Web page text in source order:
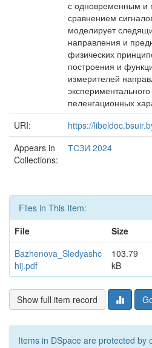
с одновременным и
сравнением
моделирует
направления и
физических
построения и
измерителей
пеленгационных
URI:
https://
Appears in
Collections:
ТСЗИ 2024
Files in This Item:
File
Size
Bazhenova_Sledyashc
hij.pdf
103.79
kB
Show full item record
Items in DSpace are protected by